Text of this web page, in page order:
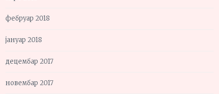
фебруар 2018
јануар 2018
децембар 2017
новембар 2017